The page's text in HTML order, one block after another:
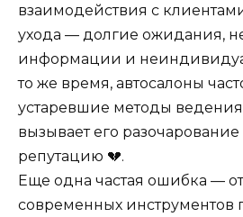
взаимодействия с
ухода — долгие ожидания,
информации и
то же время, автосалоны
устаревшие методы ведения
вызывает его
репутацию 💔.
Еще одна частая ошибка —
современных инструментов